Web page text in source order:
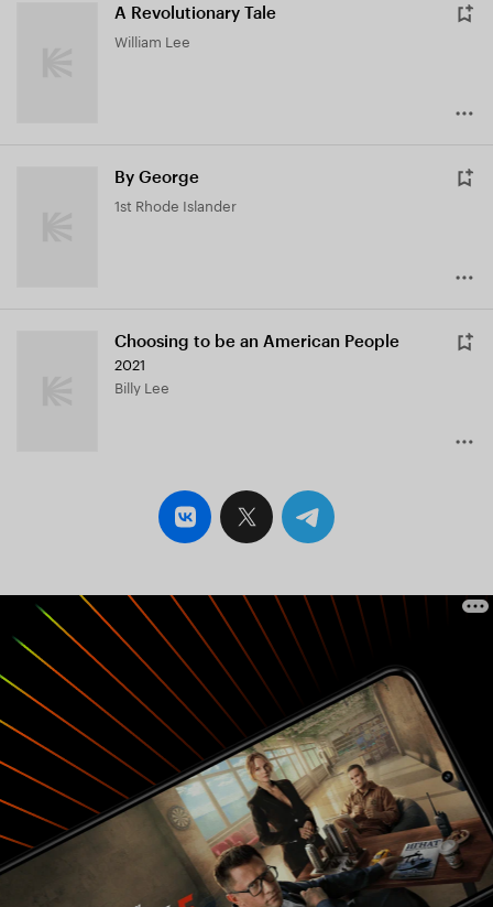
A Revolutionary Tale
William Lee
By George
1st Rhode Islander
Choosing to be an American People
2021
Billy Lee